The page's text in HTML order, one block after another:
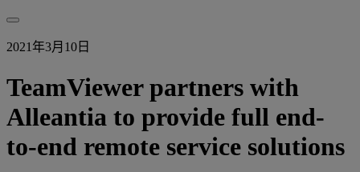
2021年3月10日
TeamViewer partners with
Alleantia to provide full end-
to-end remote service solutions